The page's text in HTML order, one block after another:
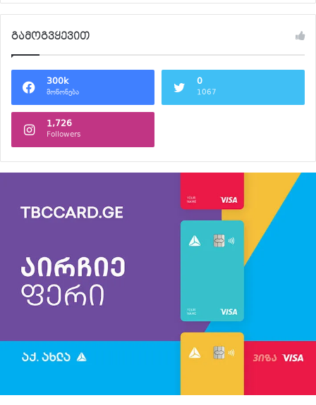
გამოგვყევით
300k
მოწონება
0
1067
1,726
Followers